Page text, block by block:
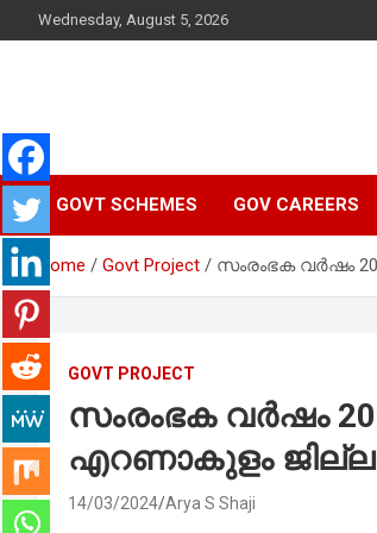
to
Wednesday, August 5, 2026
Sarkardaily :
News | Latest
Malayalam
Latest English
Latest Malayalam News from Sarkardaily.
India. Politics News Events. Sports News.
News.
GOVT SCHEMES GOV CAREERS
Home Govt Project സംരംഭക വര്‍ഷം
GOVT PROJECT
സംരംഭക വര്‍ഷം
എറണാകുളം ജില്ല
14/03/2024 Arya S Shaji